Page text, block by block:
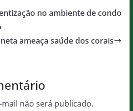
s
p
a
e
no ambiente de condo
ameaça saúde dos corais
não será publicado.